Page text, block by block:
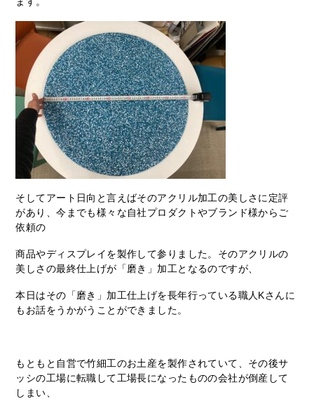
そしてアート日向と言えばそのアクリル加工の美しさに定評
があり、今までも様々な自社プロダクトやブランド様からご
依頼の
商品やディスプレイを製作して参りました。そのアクリルの
美しさの最終仕上げが「磨き」加工となるのですが、
本日はその「磨き」加工仕上げを長年行っている職人Kさんに
もお話をうかがうことができました。
もともと自営で竹細工のお土産を製作されていて、その後サ
ッシの工場に転職して工場長になったものの会社が倒産して
しまい、